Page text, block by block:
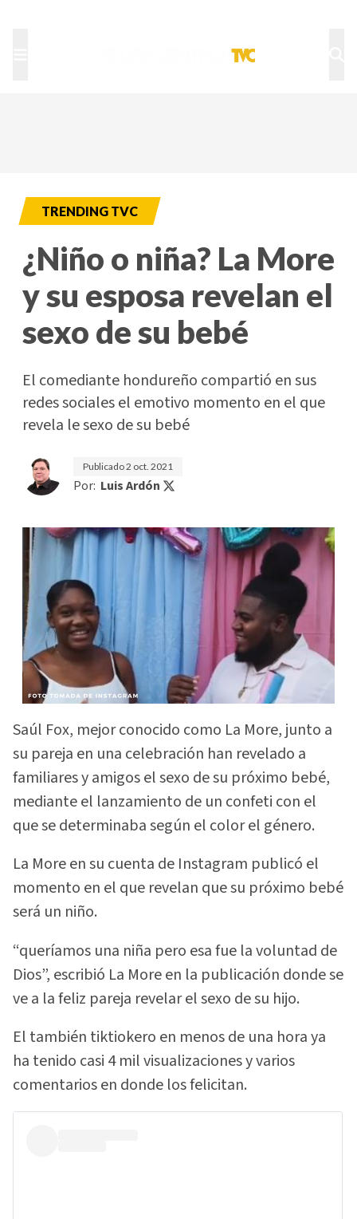
TRENDING TVC
¿Niño o niña? La More
y su esposa revelan el
sexo de su bebé
El comediante hondureño compartió en sus
redes sociales el emotivo momento en el que
revela le sexo de su bebé
Publicado2 oct. 2021
Por: Luis Ardón
Saúl Fox, mejor conocido como La More, junto a
su pareja en una celebración han revelado a
familiares y amigos el sexo de su próximo bebé,
mediante el lanzamiento de un confeti con el
que se determinaba según el color el género.
La More en su cuenta de Instagram publicó el
momento en el que revelan que su próximo bebé
será un niño.
“queríamos una niña pero esa fue la voluntad de
Dios”, escribió La More en la publicación donde se
ve a la feliz pareja revelar el sexo de su hijo.
El también tiktiokero en menos de una hora ya
ha tenido casi 4 mil visualizaciones y varios
comentarios en donde los felicitan.